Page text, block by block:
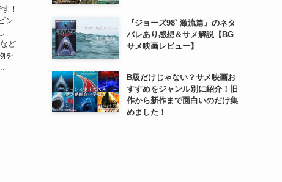
！
ン
ど
を
『ジョーズ98` 激流篇』のネタ
バレあり感想＆サメ解説【BG
サメ映画レビュー】
B級だけじゃない？サメ映画お
すすめをジャンル別に紹介！旧
作から新作まで面白いのだけ集
めました！